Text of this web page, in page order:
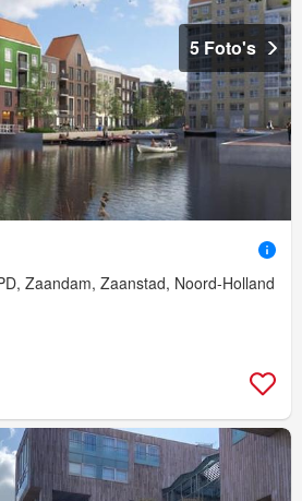
5 Foto's
Zaandam, Zaanstad, Noord-Holland